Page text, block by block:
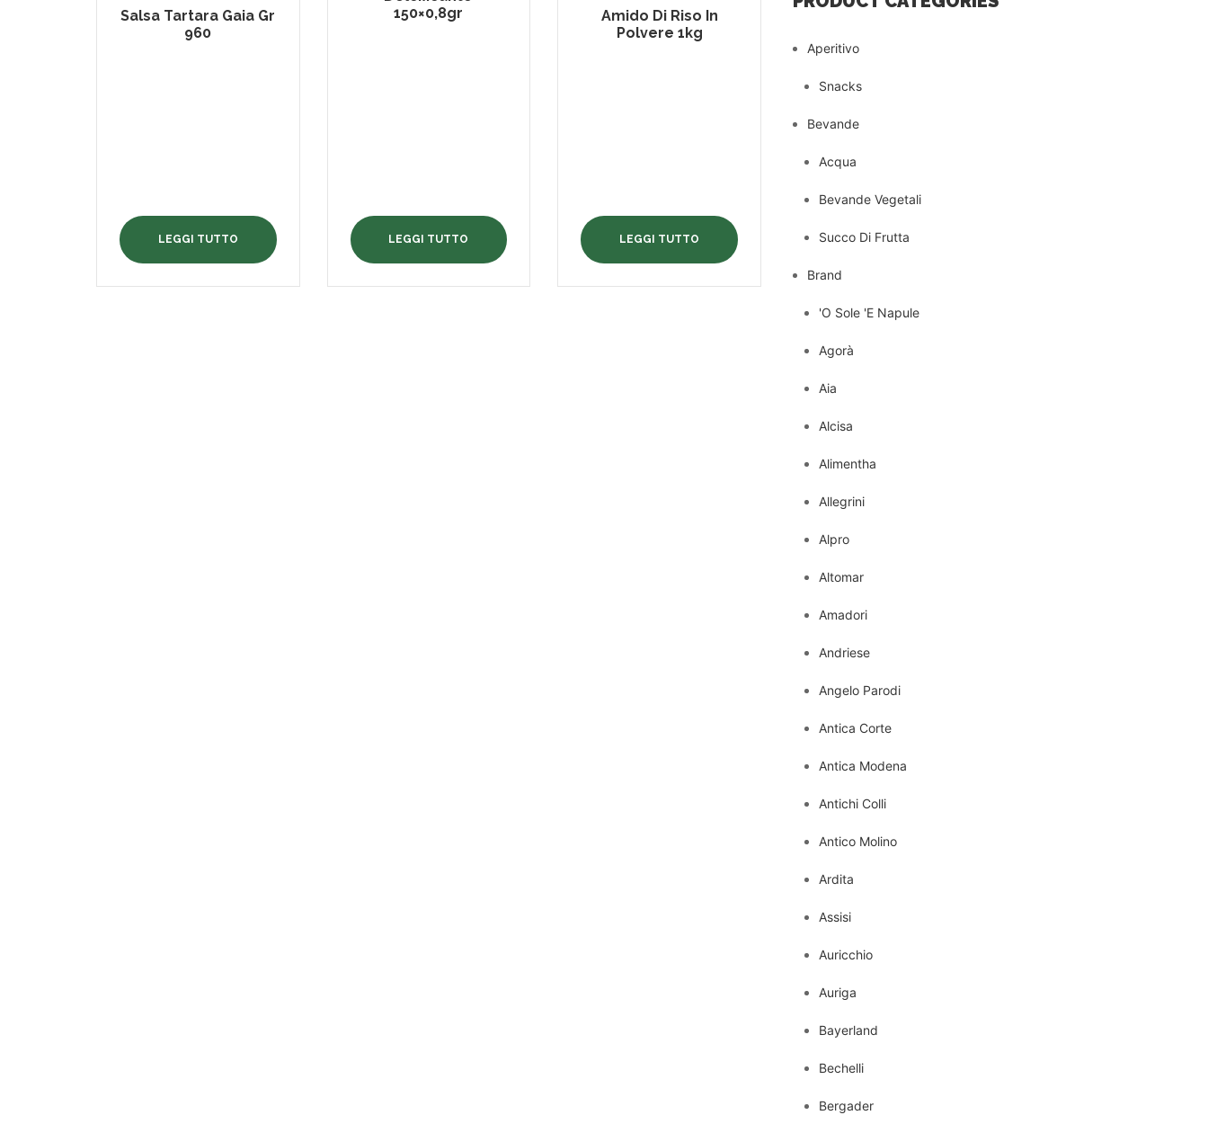
Salsa Tartara Gaia Gr
960
LEGGI TUTTO
150×0,8gr
LEGGI TUTTO
Amido Di Riso In
Polvere 1kg
LEGGI TUTTO
Aperitivo
Snacks
Bevande
Acqua
Bevande Vegetali
Succo Di Frutta
Brand
'O Sole 'E Napule
Agorà
Aia
Alcisa
Alimentha
Allegrini
Alpro
Altomar
Amadori
Andriese
Angelo Parodi
Antica Corte
Antica Modena
Antichi Colli
Antico Molino
Ardita
Assisi
Auricchio
Auriga
Bayerland
Bechelli
Bergader